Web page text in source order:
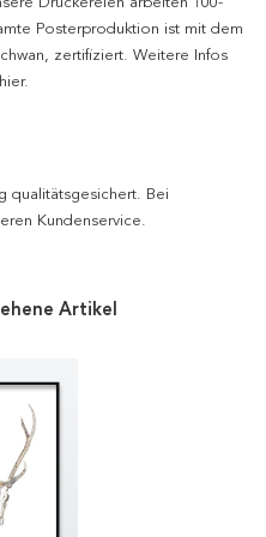
Posterproduktion ist mit dem
zertifiziert. Weitere Infos
qualitätsgesichert. Bei
Kundenservice.
Artikel